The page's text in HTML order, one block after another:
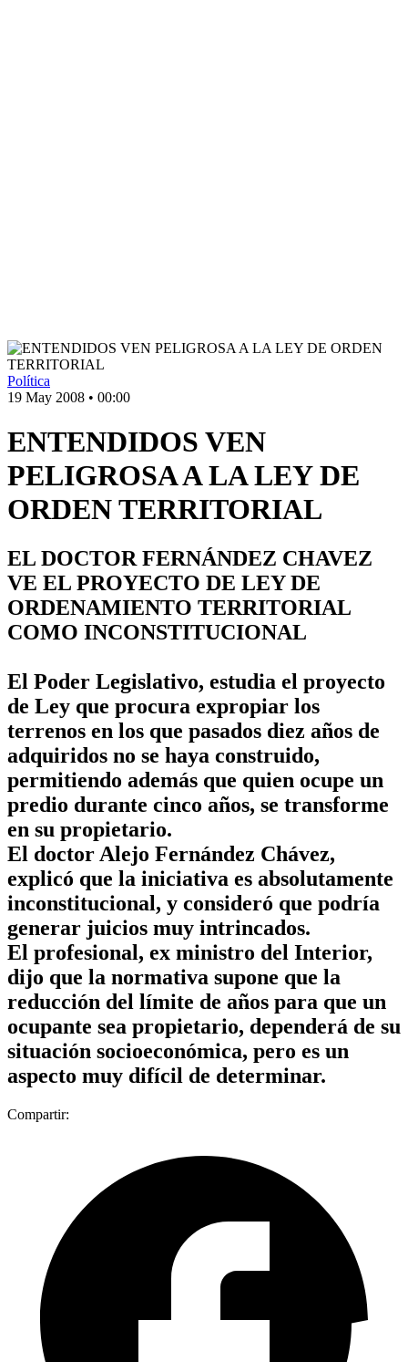
Política
19 May 2008 • 00:00
ENTENDIDOS VEN
PELIGROSA A LA LEY DE
ORDEN TERRITORIAL
EL DOCTOR FERNÁNDEZ CHAVEZ
VE EL PROYECTO DE LEY DE
ORDENAMIENTO TERRITORIAL
COMO INCONSTITUCIONAL
El Poder Legislativo, estudia el proyecto
de Ley que procura expropiar los
terrenos en los que pasados diez años de
adquiridos no se haya construido,
permitiendo además que quien ocupe un
predio durante cinco años, se transforme
en su propietario.
El doctor Alejo Fernández Chávez,
explicó que la iniciativa es absolutamente
inconstitucional, y consideró que podría
generar juicios muy intrincados.
El profesional, ex ministro del Interior,
dijo que la normativa supone que la
reducción del límite de años para que un
ocupante sea propietario, dependerá de su
situación socioeconómica, pero es un
aspecto muy difícil de determinar.
Compartir: